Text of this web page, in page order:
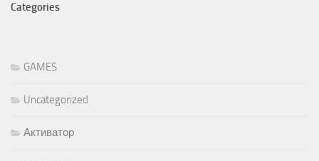
Categories
GAMES
Uncategorized
Активатор